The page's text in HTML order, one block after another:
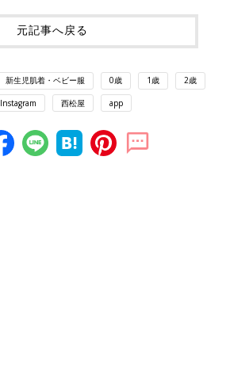
元記事へ戻る
新生児肌着・ベビー服 0歳 1歳 2歳
Instagram 西松屋 app